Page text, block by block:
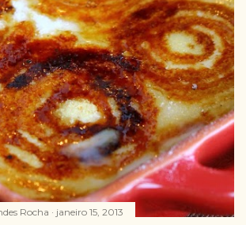
Rocha janeiro 15, 2013